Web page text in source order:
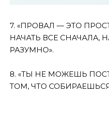
7. «ПРОВАЛ — ЭТО
НАЧАТЬ ВСЕ СНАЧАЛА,
РАЗУМНО».
8. «ТЫ НЕ МОЖЕШЬ
ТОМ, ЧТО СОБИРАЕШЬСЯ